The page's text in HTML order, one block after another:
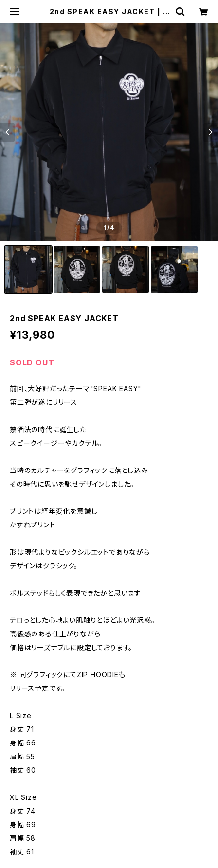
2nd SPEAK EASY JACKET | S
1/4
2nd SPEAK EASY JACKET
¥13,980
SOLD OUT
前回、大好評だったテーマ"SPEAK EASY"
第二弾が遂にリリース
禁酒法の時代に誕生した
スピークイージーやカクテル。
当時のカルチャーをグラフィックに落とし込み
その時代に思いを馳せデザインしました。
プリントは経年変化を意識し
かすれプリント
形は現代よりなビックシルエットでありながら
デザインはクラシック。
ボルステッドらしく表現できたかと思います
テロっとした心地よい肌触りとほどよい光沢感。
高級感のある仕上がりながら
価格はリーズナブルに設定しております。
※ 同グラフィックにてZIP HOODIEも
リリース予定です。
L Size
身丈 71
身幅 66
肩幅 55
袖丈 60
XL Size
身丈 74
身幅 69
肩幅 58
袖丈 61